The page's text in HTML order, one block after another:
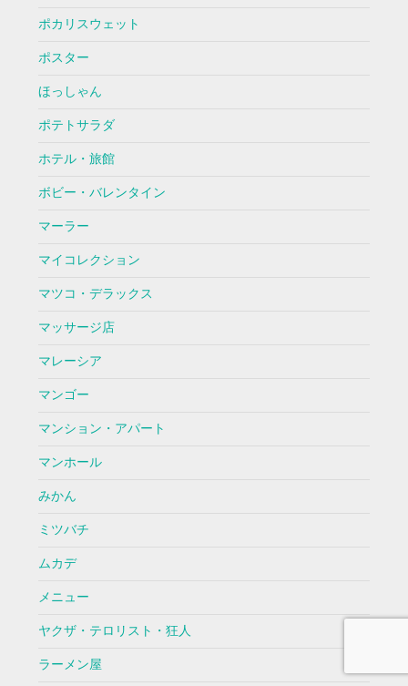
ポカリスウェット
ポスター
ほっしゃん
ポテトサラダ
ホテル・旅館
ボビー・バレンタイン
マーラー
マイコレクション
マツコ・デラックス
マッサージ店
マレーシア
マンゴー
マンション・アパート
マンホール
みかん
ミツバチ
ムカデ
メニュー
ヤクザ・テロリスト・狂人
ラーメン屋